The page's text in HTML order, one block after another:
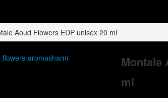
Aoud Flowers EDP unisex 20 ml
Montale
ml